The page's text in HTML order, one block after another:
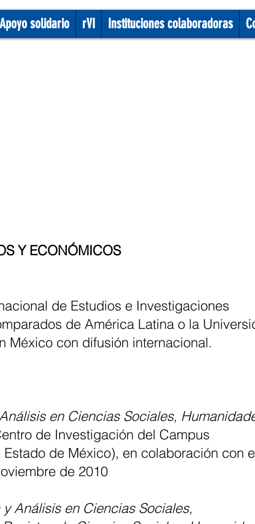
Apoyo solidario rVI Instituciones colaboradoras
Y ECONÓMICOS
de Estudios e Investigaciones
de América Latina o la
México con difusión internacional.
en Ciencias Sociales,
de Investigación del Campus
de México), en colaboración con
de 2010
Análisis en Ciencias Sociales,